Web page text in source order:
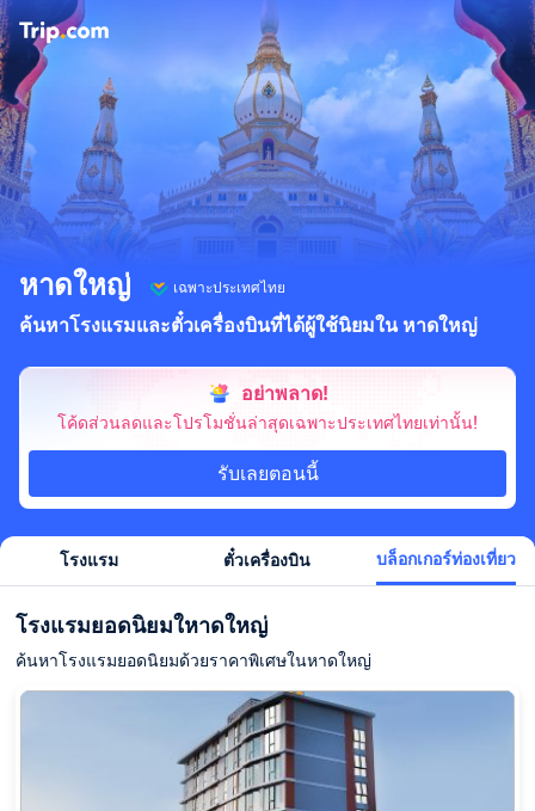
หาดใหญ่ เฉพาะประเทศไทย
ค้นหาโรงแรมและตั๋วเครื่องบินที่ได้ผู้ใช้นิยมใน หาดใหญ่
อย่าพลาด!
โค้ดส่วนลดและโปรโมชั่นล่าสุดเฉพาะประเทศไทยเท่านั้น!
รับเลยตอนนี้
โรงแรม ตั๋วเครื่องบิน บล็อกเกอร์ท่องเที่ยว
โรงแรมยอดนิยมใหาดใหญ่
ค้นหาโรงแรมยอดนิยมด้วยราคาพิเศษในหาดใหญ่